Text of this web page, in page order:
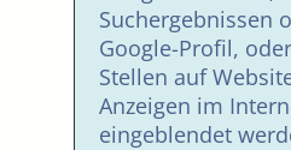
Suchergebnissen
Google-Profil,
Stellen auf
Anzeigen im
eingeblendet